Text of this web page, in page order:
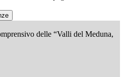
delle “Valli del Meduna,